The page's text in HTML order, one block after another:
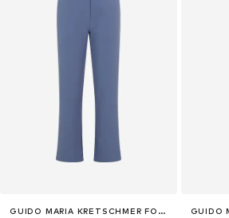
GUIDO MARIA KRETSCHMER FOR BRIDGERTON